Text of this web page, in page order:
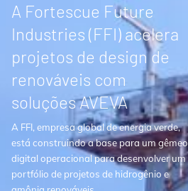
A Fortescue Future
Industries (FFI) acelera
projetos de design de
renováveis com
soluções AVEVA
A FFI, empresa global de energia verde,
está construindo a base para um gêmeo
digital operacional para desenvolver um
portfólio de projetos de hidrogênio e